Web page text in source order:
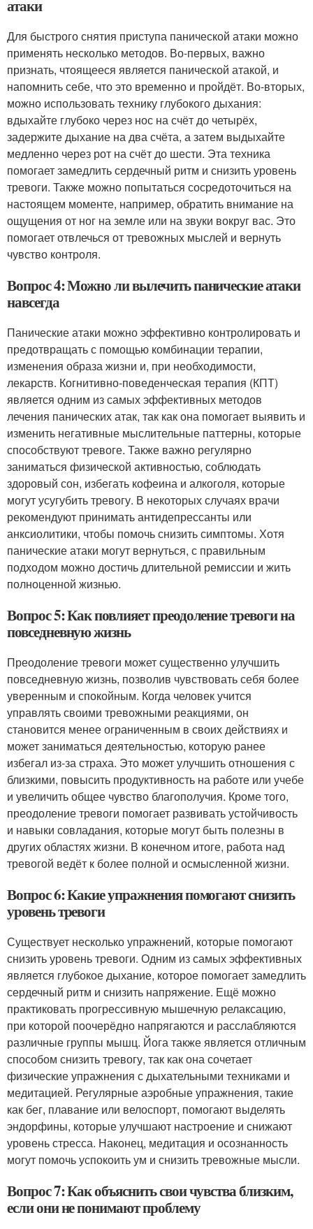
атаки
Для быстрого снятия приступа панической атаки можно
применять несколько методов. Во-первых, важно
признать, чтоящееся является панической атакой, и
напомнить себе, что это временно и пройдёт. Во-вторых,
можно использовать технику глубокого дыхания:
вдыхайте глубоко через нос на счёт до четырёх,
задержите дыхание на два счёта, а затем выдыхайте
медленно через рот на счёт до шести. Эта техника
помогает замедлить сердечный ритм и снизить уровень
тревоги. Также можно попытаться сосредоточиться на
настоящем моменте, например, обратить внимание на
ощущения от ног на земле или на звуки вокруг вас. Это
помогает отвлечься от тревожных мыслей и вернуть
чувство контроля.
Вопрос 4: Можно ли вылечить панические атаки
навсегда
Панические атаки можно эффективно контролировать и
предотвращать с помощью комбинации терапии,
изменения образа жизни и, при необходимости,
лекарств. Когнитивно-поведенческая терапия (КПТ)
является одним из самых эффективных методов
лечения панических атак, так как она помогает выявить и
изменить негативные мыслительные паттерны, которые
способствуют тревоге. Также важно регулярно
заниматься физической активностью, соблюдать
здоровый сон, избегать кофеина и алкоголя, которые
могут усугубить тревогу. В некоторых случаях врачи
рекомендуют принимать антидепрессанты или
анксиолитики, чтобы помочь снизить симптомы. Хотя
панические атаки могут вернуться, с правильным
подходом можно достичь длительной ремиссии и жить
полноценной жизнью.
Вопрос 5: Как повлияет преодоление тревоги на
повседневную жизнь
Преодоление тревоги может существенно улучшить
повседневную жизнь, позволив чувствовать себя более
уверенным и спокойным. Когда человек учится
управлять своими тревожными реакциями, он
становится менее ограниченным в своих действиях и
может заниматься деятельностью, которую ранее
избегал из-за страха. Это может улучшить отношения с
близкими, повысить продуктивность на работе или учебе
и увеличить общее чувство благополучия. Кроме того,
преодоление тревоги помогает развивать устойчивость
и навыки совладания, которые могут быть полезны в
других областях жизни. В конечном итоге, работа над
тревогой ведёт к более полной и осмысленной жизни.
Вопрос 6: Какие упражнения помогают снизить
уровень тревоги
Существует несколько упражнений, которые помогают
снизить уровень тревоги. Одним из самых эффективных
является глубокое дыхание, которое помогает замедлить
сердечный ритм и снизить напряжение. Ещё можно
практиковать прогрессивную мышечную релаксацию,
при которой поочерёдно напрягаются и расслабляются
различные группы мышц. Йога также является отличным
способом снизить тревогу, так как она сочетает
физические упражнения с дыхательными техниками и
медитацией. Регулярные аэробные упражнения, такие
как бег, плавание или велоспорт, помогают выделять
эндорфины, которые улучшают настроение и снижают
уровень стресса. Наконец, медитация и осознанность
могут помочь успокоить ум и снизить тревожные мысли.
Вопрос 7: Как объяснить свои чувства близким,
если они не понимают проблему